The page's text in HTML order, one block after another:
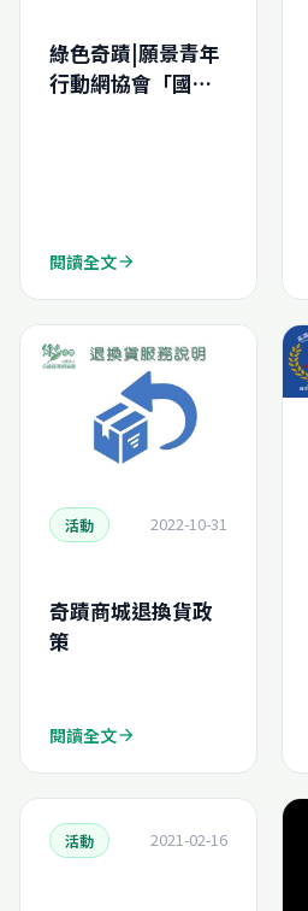
綠色奇蹟|願景青年
行動網協會「國際
閱讀全文arrow_forward
活動 2022-10-31
奇蹟商城退換貨政
策
閱讀全文arrow_forward
活動 2021-02-16